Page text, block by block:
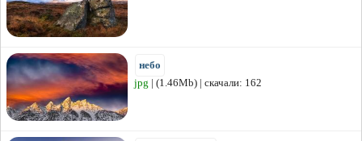
небо
jpg | (1.46Mb) | скачали: 162